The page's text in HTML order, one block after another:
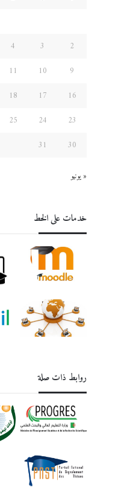
2
3
4
9
10
11
16
17
18
23
24
25
30
31
« يونيو
خدمات على الخط
روابط ذات صلة